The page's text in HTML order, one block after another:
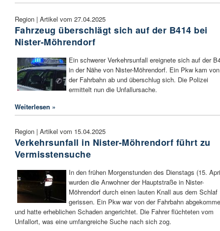
Region | Artikel vom 27.04.2025
Fahrzeug überschlägt sich auf der B414 bei
Nister-Möhrendorf
Ein schwerer Verkehrsunfall ereignete sich auf der
in der Nähe von Nister-Möhrendorf. Ein Pkw kam von
der Fahrbahn ab und überschlug sich. Die Polizei
ermittelt nun die Unfallursache.
Weiterlesen »
Region | Artikel vom 15.04.2025
Verkehrsunfall in Nister-Möhrendorf führt zu
Vermisstensuche
In den frühen Morgenstunden des Dienstags (15.
wurden die Anwohner der Hauptstraße in Nister-
Möhrendorf durch einen lauten Knall aus dem Schlaf
gerissen. Ein Pkw war von der Fahrbahn
und hatte erheblichen Schaden angerichtet. Die Fahrer flüchteten vom
Unfallort, was eine umfangreiche Suche nach sich zog.